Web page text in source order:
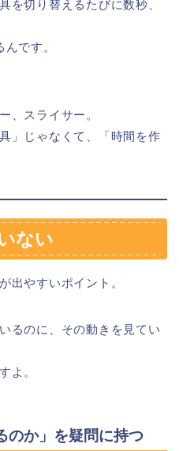
を切り替えるたびに数秒、
です。
、スライサー。
」じゃなくて、「時間を作
ない
出やすいポイント。
るのに、その動きを見てい
よ。
のか」を疑問に持つ